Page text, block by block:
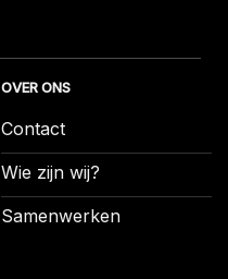
OVER ONS
Contact
Wie zijn wij?
Samenwerken